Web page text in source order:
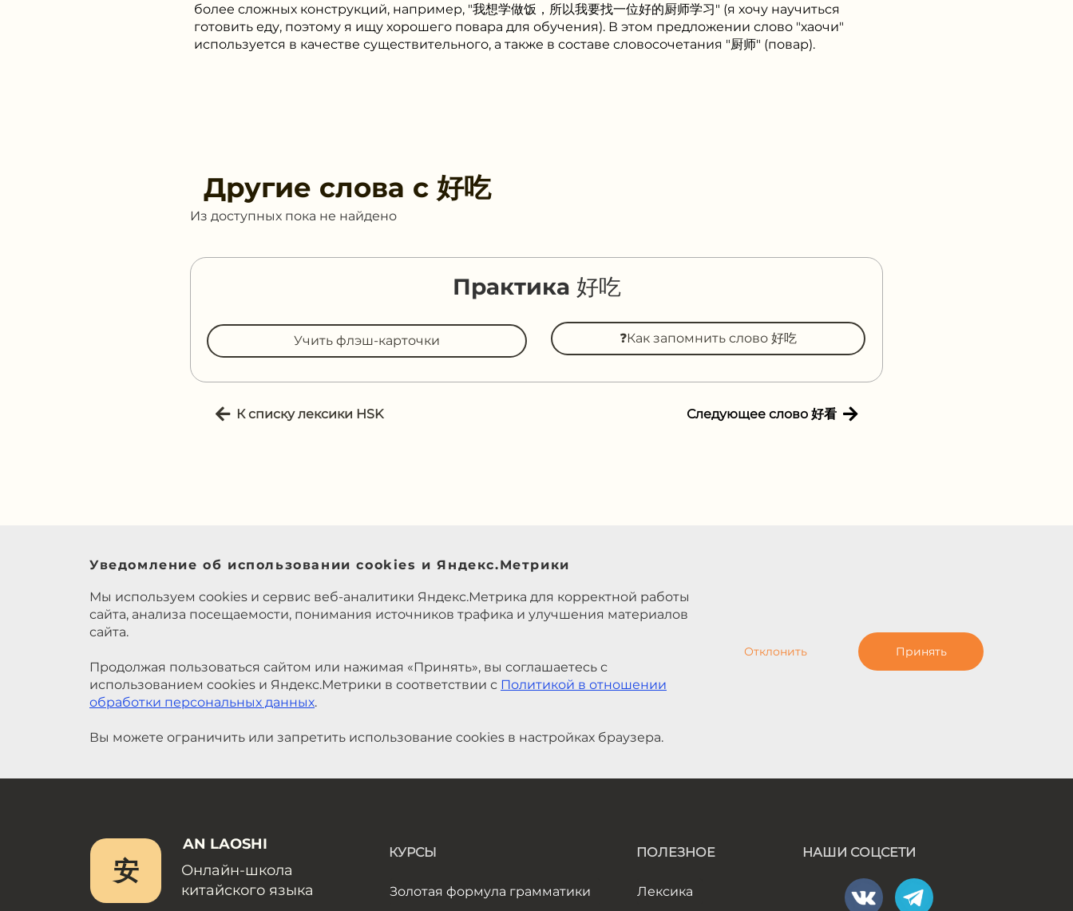
более сложных конструкций, например, "我想学做饭，所以我要找一位好的厨师学习" (я хочу научиться
готовить еду, поэтому я ищу хорошего повара для обучения). В этом предложении слово "хаочи"
используется в качестве существительного, а также в составе словосочетания "厨师" (повар).
Другие слова с 好吃
Из доступных пока не найдено
Практика 好吃
Учить флэш-карточки ❓Как запомнить слово 好吃
К списку лексики HSK Следующее слово 好看
Уведомление об использовании cookies и Яндекс.Метрики
Мы используем cookies и сервис веб-аналитики Яндекс.Метрика для корректной работы
сайта, анализа посещаемости, понимания источников трафика и улучшения материалов
сайта.
Продолжая пользоваться сайтом или нажимая «Принять», вы соглашаетесь с
использованием cookies и Яндекс.Метрики в соответствии с Политикой в отношении
обработки персональных данных.
Вы можете ограничить или запретить использование cookies в настройках браузера.
Отклонить Принять
安
AN LAOSHI
Онлайн-школа
китайского языка
КУРСЫ
Золотая формула грамматики
ПОЛЕЗНОЕ
Лексика
НАШИ СОЦСЕТИ